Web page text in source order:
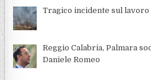
Tragico incidente sul lavoro
Reggio Calabria, Palmara
Daniele Romeo